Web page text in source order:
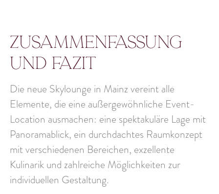
Zusammenfassung
und Fazit
Die neue Skylounge in Mainz vereint alle
Elemente, die eine außergewöhnliche Event-
Location ausmachen: eine spektakuläre Lage mit
Panoramablick, ein durchdachtes Raumkonzept
mit verschiedenen Bereichen, exzellente
Kulinarik und zahlreiche Möglichkeiten zur
individuellen Gestaltung.